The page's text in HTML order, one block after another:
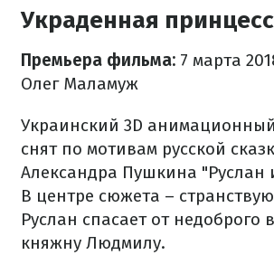
Украденная
Премьера фильма: 7 марта
Олег Маламуж
Украинский 3D
снят по мотивам русской
Александра Пушкина
В центре сюжета –
Руслан спасает от недоброго
княжну Людмилу.